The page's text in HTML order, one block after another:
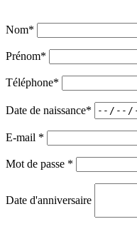
Nom*
Prénom*
Téléphone*
Date de naissance*
E-mail *
Mot de passe *
Date d'anniversaire